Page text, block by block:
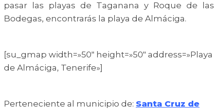
pasar las playas de Taganana y Roque de las
Bodegas, encontrarás la playa de Almáciga.
[su_gmap width=»50″ height=»50″ address=»Playa
de Almáciga, Tenerife»]
Perteneciente al municipio de: Santa Cruz de